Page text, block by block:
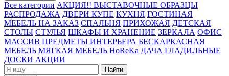
Все категории АКЦИЯ!! ВЫСТАВОЧНЫЕ ОБРАЗЦЫ
РАСПРОДАЖА ДВЕРИ КУПЕ КУХНЯ ГОСТИНАЯ
МЕБЕЛЬ НА ЗАКАЗ СПАЛЬНЯ ПРИХОЖАЯ ДЕТСКАЯ
СТОЛЫ СТУЛЬЯ ШКАФЫ И ХРАНЕНИЕ ЗЕРКАЛА ОФИС
МАССИВ ПРЕДМЕТЫ ИНТЕРЬЕРА БЕСКАРКАСНАЯ
МЕБЕЛЬ МЯГКАЯ МЕБЕЛЬ HoReKa ДАЧА ГЛАДИЛЬНЫЕ
ДОСКИ АКЦИИ
Найти